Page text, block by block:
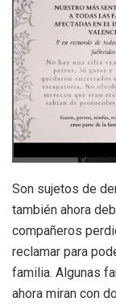
Son sujetos de
también ahora
compañeros
reclamar para
familia. Algunas
ahora miran con